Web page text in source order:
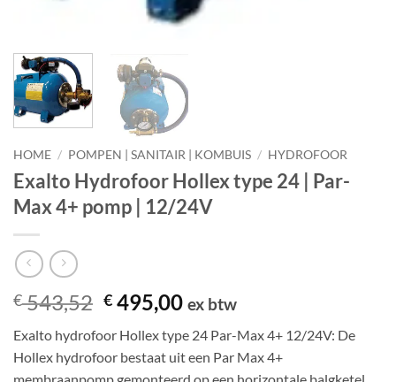
HOME / POMPEN | SANITAIR | KOMBUIS / HYDROFOOR
Exalto Hydrofoor Hollex type 24 | Par-
Max 4+ pomp | 12/24V
€543,52 Oorspronkelijke
was:
€ 543,52.
€ 495,00Huidige
is:
€ 495,00.
ex btw
Exalto hydrofoor Hollex type 24 Par-Max 4+ 12/24V: De
Hollex hydrofoor bestaat uit een Par Max 4+